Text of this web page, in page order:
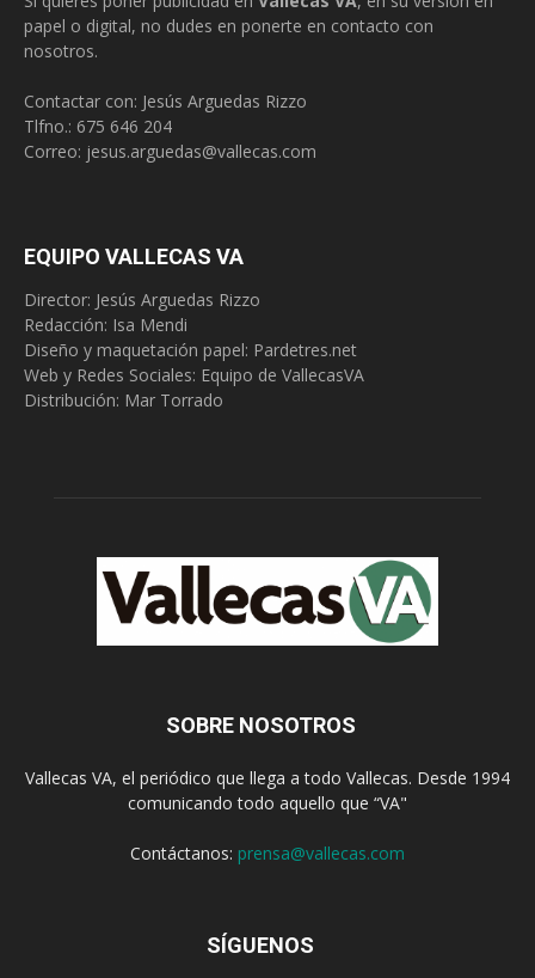
papel o digital, no dudes en ponerte en contacto con
nosotros.
Contactar con: Jesús Arguedas Rizzo
Tlfno.: 675 646 204
Correo: jesus.arguedas@vallecas.com
EQUIPO VALLECAS VA
Director: Jesús Arguedas Rizzo
Redacción: Isa Mendi
Diseño y maquetación papel: Pardetres.net
Web y Redes Sociales: Equipo de VallecasVA
Distribución: Mar Torrado
SOBRE NOSOTROS
Vallecas VA, el periódico que llega a todo Vallecas. Desde 1994
comunicando todo aquello que “VA"
Contáctanos: prensa@vallecas.com
SÍGUENOS